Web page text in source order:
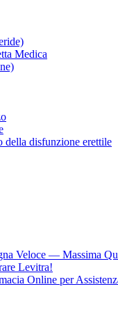
Medica
della disfunzione erettile
Veloce — Massima
Levitra!
Online per